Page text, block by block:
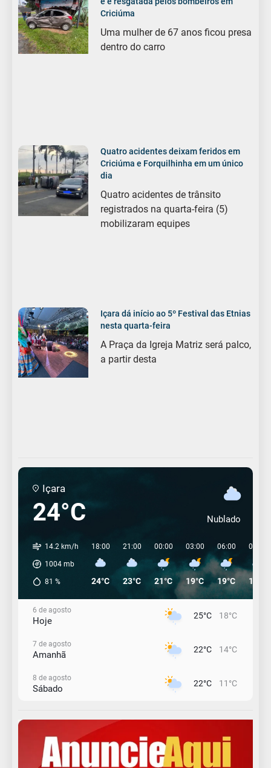
Criciúma
Uma mulher de 67 anos ficou presa
dentro do carro
Quatro acidentes deixam feridos em
Criciúma e Forquilhinha em um único
dia
Quatro acidentes de trânsito
registrados na quarta-feira (5)
mobilizaram equipes
Içara dá início ao 5º Festival das Etnias
nesta quarta-feira
A Praça da Igreja Matriz será palco,
a partir desta
Içara
24°C Nublado
14.2 km/h
1004 mb
81 %
18:00
24°C
21:00
23°C
00:00
21°C
03:00
19°C
06:00
19°C
09:00
19°C
6 de agosto
Hoje 25°C 18°C
7 de agosto
Amanhã 22°C 14°C
8 de agosto
Sábado 22°C 11°C
Domingo 16°C 12°C
10 de agosto
Segunda-Feira